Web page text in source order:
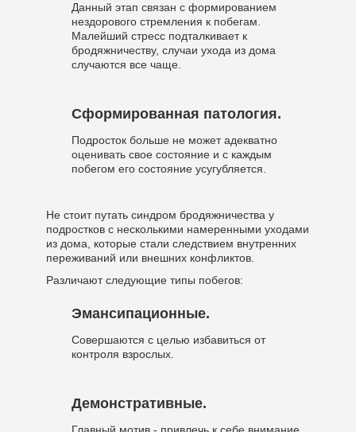
Данный этап связан с формированием
нездорового стремления к побегам.
Малейший стресс подталкивает к
бродяжничеству, случаи ухода из дома
случаются все чаще.
Сформированная патология.
Подросток больше не может адекватно
оценивать свое состояние и с каждым
побегом его состояние усугубляется.
Не стоит путать синдром бродяжничества у
подростков с несколькими намеренными уходами
из дома, которые стали следствием внутренних
переживаний или внешних конфликтов.
Различают следующие типы побегов:
Эмансипационные.
Совершаются с целью избавиться от
контроля взрослых.
Демонстративные.